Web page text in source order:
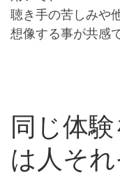
聴き手の苦しみや
想像する事が共感
同じ体
は人そ